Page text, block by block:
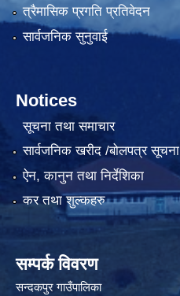
त्रैमासिक प्रगति प्रतिवेदन
सार्वजनिक सुनुवाई
Notices
सूचना तथा समाचार
सार्वजनिक खरीद /बोलपत्र सूचना
ऐन, कानुन तथा निर्देशिका
कर तथा शुल्कहरु
सम्पर्क विवरण
सन्दकपुर गाउँपालिका